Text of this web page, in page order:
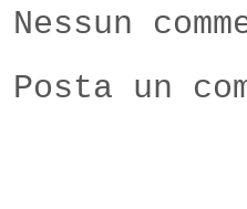
Nessun
Posta un